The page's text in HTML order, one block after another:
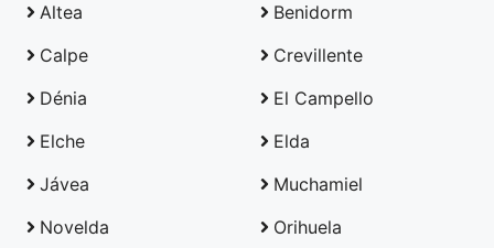
Altea
Benidorm
Calpe
Crevillente
Dénia
El Campello
Elche
Elda
Jávea
Muchamiel
Novelda
Orihuela